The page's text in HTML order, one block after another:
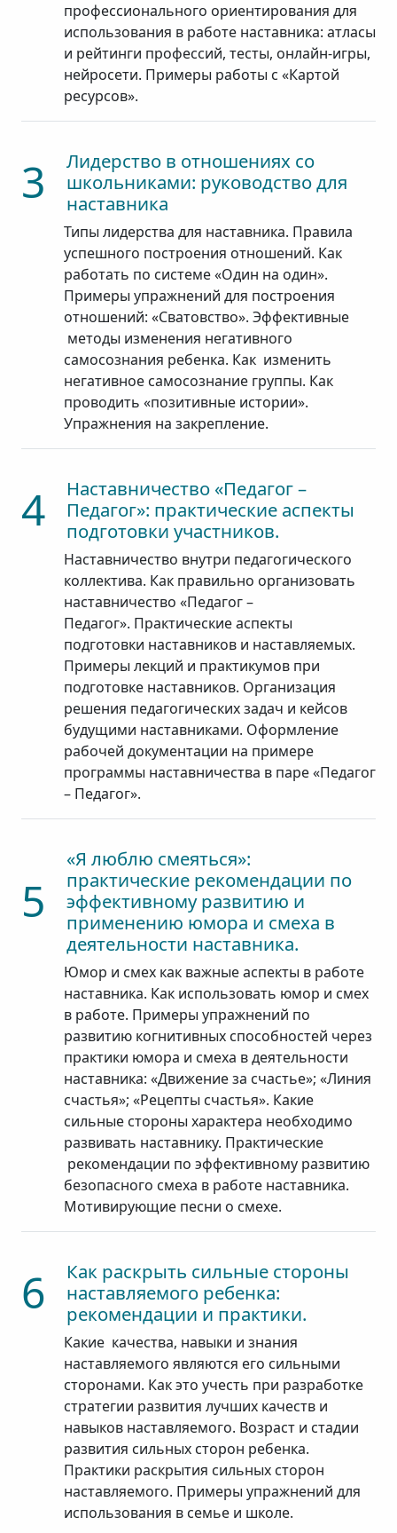
профессионального ориентирования для
использования в работе наставника: атласы
и рейтинги профессий, тесты, онлайн-игры,
нейросети. Примеры работы с «Картой
ресурсов».
3
Лидерство в отношениях со
школьниками: руководство для
наставника
Типы лидерства для наставника. Правила
успешного построения отношений. Как
работать по системе «Один на один».
Примеры упражнений для построения
отношений: «Сватовство». Эффективные
методы изменения негативного
самосознания ребенка. Как изменить
негативное самосознание группы. Как
проводить «позитивные истории».
Упражнения на закрепление.
4
Наставничество «Педагог –
Педагог»: практические аспекты
подготовки участников.
Наставничество внутри педагогического
коллектива. Как правильно организовать
наставничество «Педагог –
Педагог». Практические аспекты
подготовки наставников и наставляемых.
Примеры лекций и практикумов при
подготовке наставников. Организация
решения педагогических задач и кейсов
будущими наставниками. Оформление
рабочей документации на примере
программы наставничества в паре «Педагог
– Педагог».
5
«Я люблю смеяться»:
практические рекомендации по
эффективному развитию и
применению юмора и смеха в
деятельности наставника.
Юмор и смех как важные аспекты в работе
наставника. Как использовать юмор и смех
в работе. Примеры упражнений по
развитию когнитивных способностей через
практики юмора и смеха в деятельности
наставника: «Движение за счастье»; «Линия
счастья»; «Рецепты счастья». Какие
сильные стороны характера необходимо
развивать наставнику. Практические
рекомендации по эффективному развитию
безопасного смеха в работе наставника.
Мотивирующие песни о смехе.
6
Как раскрыть сильные стороны
наставляемого ребенка:
рекомендации и практики.
Какие качества, навыки и знания
наставляемого являются его сильными
сторонами. Как это учесть при разработке
стратегии развития лучших качеств и
навыков наставляемого. Возраст и стадии
развития сильных сторон ребенка.
Практики раскрытия сильных сторон
наставляемого. Примеры упражнений для
использования в семье и школе.